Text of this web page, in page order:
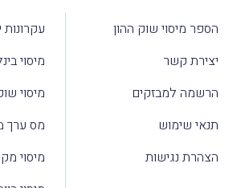
הספר מיסוי שוק ההון
יצירת קשר
הרשמה למבזקים
תנאי שימוש
הצהרת נגישות
מיסוי
מיסוי
מס ערך
מיסוי